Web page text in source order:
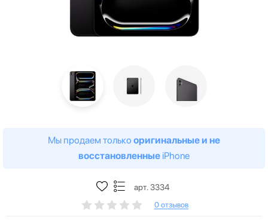
Мы продаем только оригинальные и не
восстановленные iPhone
арт. 3334
0 отзывов